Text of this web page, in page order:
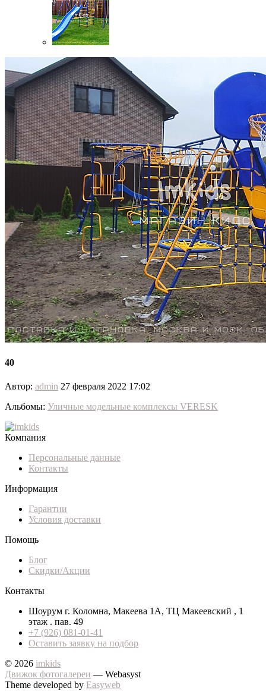
40
Автор: admin 27 февраля 2022 17:02
Альбомы: Уличные модельные комплексы VERESK
Компания
Персональные данные
Контакты
Информация
Гарантии
Условия доставки
Помощь
Блог
Скидки/Акции
Контакты
Шоурум г. Коломна, Макеева 1А, ТЦ Макеевский , 1
этаж . пав. 49
+7 (926) 081-01-41
Оставить заявку на подбор
© 2026 imkids
Движок фотогалереи — Webasyst
Theme developed by Easyweb